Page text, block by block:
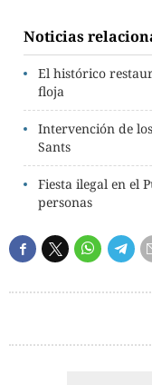
Noticias
El histórico
floja
Intervención de
Sants
Fiesta ilegal en el
personas